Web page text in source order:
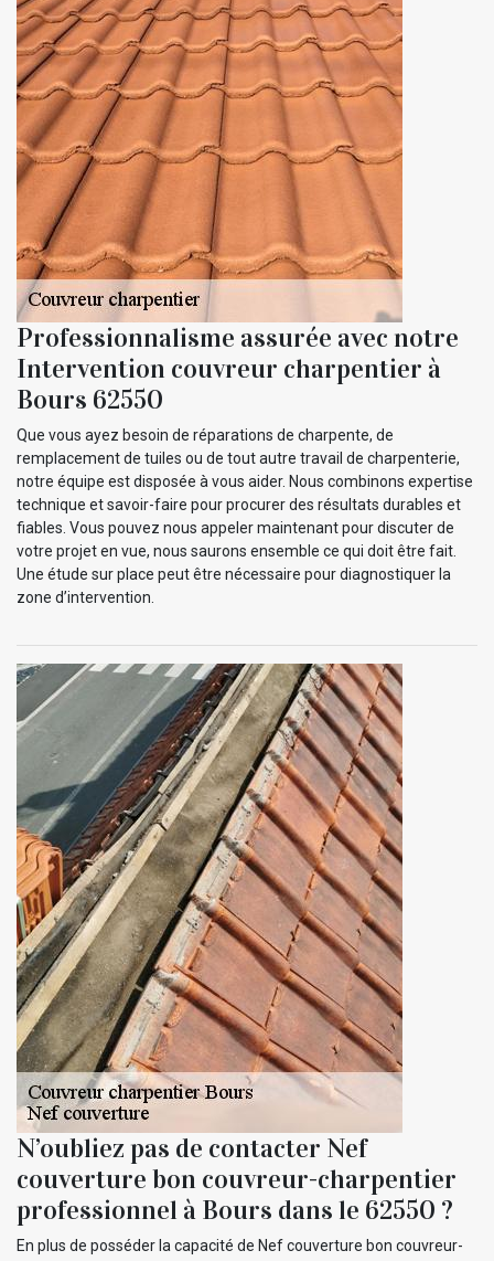
Professionnalisme assurée avec notre
Intervention couvreur charpentier à
Bours 62550
Que vous ayez besoin de réparations de charpente, de
remplacement de tuiles ou de tout autre travail de charpenterie,
notre équipe est disposée à vous aider. Nous combinons expertise
technique et savoir-faire pour procurer des résultats durables et
fiables. Vous pouvez nous appeler maintenant pour discuter de
votre projet en vue, nous saurons ensemble ce qui doit être fait.
Une étude sur place peut être nécessaire pour diagnostiquer la
zone d’intervention.
N’oubliez pas de contacter Nef
couverture bon couvreur-charpentier
professionnel à Bours dans le 62550 ?
En plus de posséder la capacité de Nef couverture bon couvreur-